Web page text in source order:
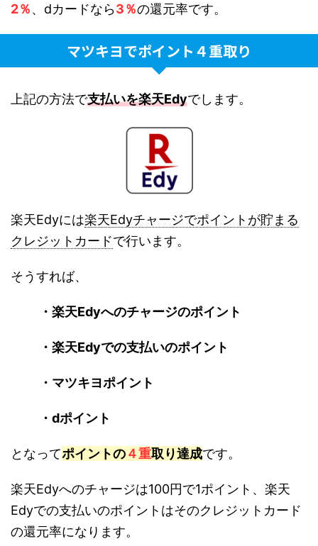
2％、dカードなら3％の還元率です。
マツキヨでポイント４重取り
上記の方法で支払いを楽天Edyでします。
楽天Edyには楽天Edyチャージでポイントが貯まる
クレジットカードで行います。
そうすれば、
・楽天Edyへのチャージのポイント
・楽天Edyでの支払いのポイント
・マツキヨポイント
・dポイント
となってポイントの４重取り達成です。
楽天Edyへのチャージは100円で1ポイント、楽天
Edyでの支払いのポイントはそのクレジットカード
の還元率になります。